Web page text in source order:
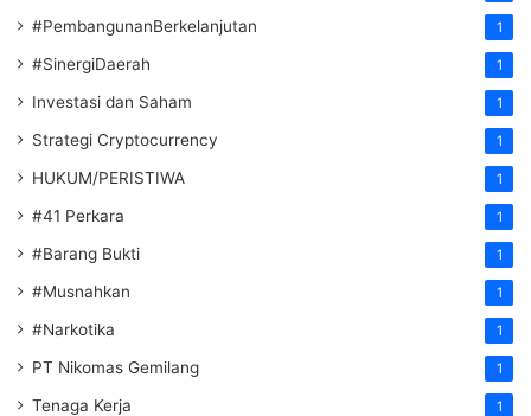
#PembangunanBerkelanjutan 1
#SinergiDaerah 1
Investasi dan Saham 1
Strategi Cryptocurrency 1
HUKUM/PERISTIWA 1
#41 Perkara 1
#Barang Bukti 1
#Musnahkan 1
#Narkotika 1
PT Nikomas Gemilang 1
Tenaga Kerja 1